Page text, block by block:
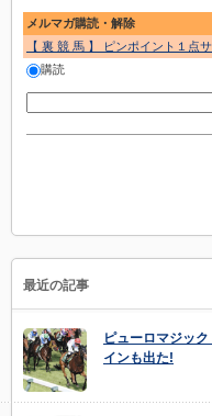
メルマガ購読・解除
【 裏 競 馬 】 ピンポイント１点
購読
最近の記事
ピューロマジッ
インも出た!